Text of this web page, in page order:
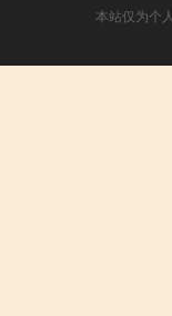
本站仅为个